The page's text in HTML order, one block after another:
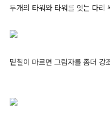
두개의 타워와 타워를 잇는 다리
밑칠이 마르면 그림자를 좀더 강